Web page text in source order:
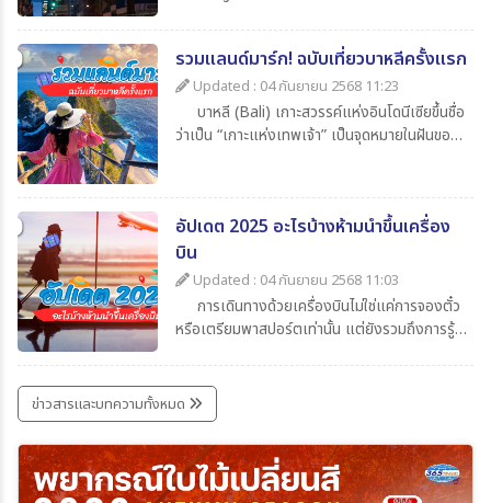
ว่าต่างจากประเทศไทยกี่ชั่วโมงเพื่อจะได้ปรับ
นาฬิกาให้ตรงตามไทม์โซน และยังช่วยให้สื่อสาร
ตรงกับเมืองไทยโดยในบทความนี้ได้รวบรวมข้อมูล
น่าสนใจเกี่ยวกับเวลาที่ไทยต่างจากประเทศอื่น มา
รวมแลนด์มาร์ก! ฉบับเที่ยวบาหลีครั้งแรก
Updated : 04 กันยายน 2568 11:23
บาหลี (Bali) เกาะสวรรค์แห่งอินโดนีเซียขึ้นชื่อ
ว่าเป็น “เกาะแห่งเทพเจ้า” เป็นจุดหมายในฝันของ
สุด ๆ สำหรับใครที่กำลังจะไปบาหลีครั้งแรกและยัง
ไม่รู้จะเริ่มที่ไหน วันนี้ 365Travel(ทัวร์365วัน) ได้
รวม แลนด์มาร์กห้ามพลาด มาให้แล้ว
อัปเดต 2025 อะไรบ้างห้ามนำขึ้นเครื่อง
บิน
Updated : 04 กันยายน 2568 11:03
การเดินทางด้วยเครื่องบินไม่ใช่แค่การจองตั๋ว
หรือเตรียมพาสปอร์ตเท่านั้น แต่ยังรวมถึงการรู้
ต่อการถูกยึด ปรับ หรือถูกปฏิเสธการเดินทางได้
บทความนี้รวบรวมรายการ ล่าสุดปี 2025 มาให้ได้
เช็กกันก่อนเก็บกระเป๋าเที่ยว เพื่อให้การเดินทาง
ราบรื่นและปลอดภัยที่สุด ไปกับ
365Travel(ทัวร์365วัน)
ข่าวสารและบทความทั้งหมด